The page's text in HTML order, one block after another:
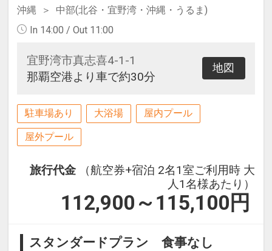
沖縄
中部(北谷・宜野湾・沖縄・うるま)
In 14:00 / Out 11:00
宜野湾市真志喜4-1-1
那覇空港より車で約30分
地図
駐車場あり 大浴場 屋内プール
屋外プール
旅行代金
（航空券+宿泊 2名1室ご利用時 大
人1名様あたり）
112,900～115,100 円
スタンダードプラン 食事なし